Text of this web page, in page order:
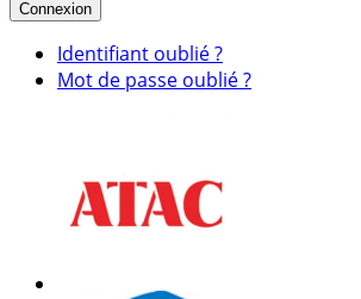
Connexion
Identifiant oublié ?
Mot de passe oublié ?